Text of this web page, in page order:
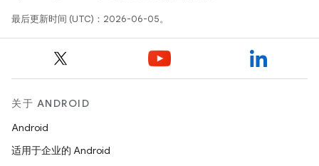
最后更新时间 (UTC)：2026-06-05。
关于 ANDROID
Android
适用于企业的 Android